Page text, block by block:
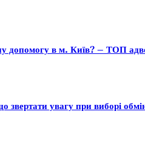
допомогу в м. Київ? – ТОП
звертати увагу при виборі